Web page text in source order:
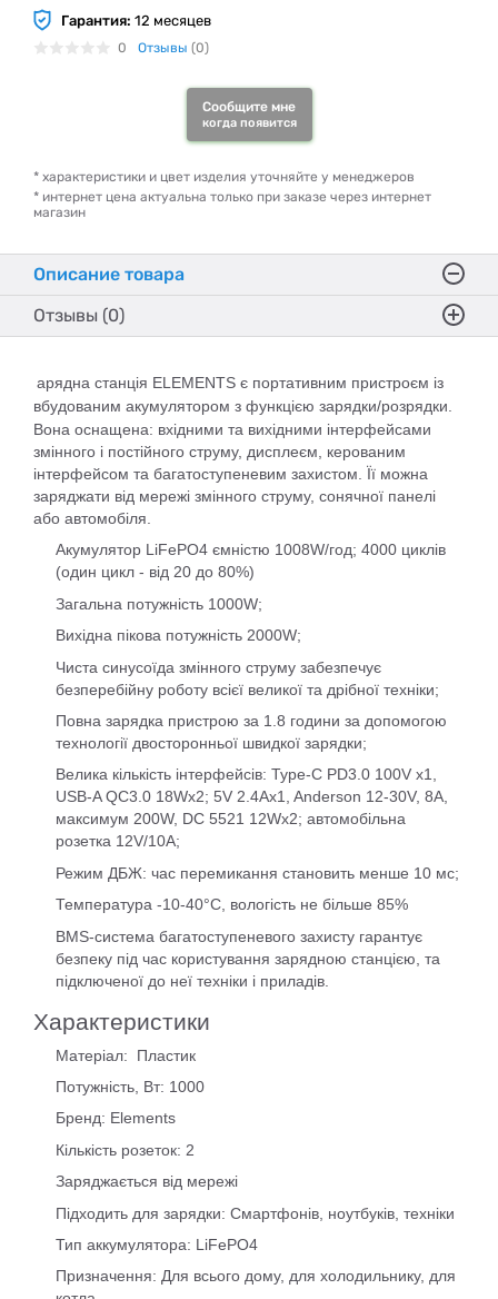
Гарантия: 12 месяцев
0 Отзывы (0)
Сообщите мне
когда появится
* характеристики и цвет изделия уточняйте у менеджеров
* интернет цена актуальна только при заказе через интернет
магазин
Описание товара
Отзывы (0)
арядна станція ELEMENTS є портативним пристроєм із
вбудованим акумулятором з функцією зарядки/розрядки.
Вона оснащена: вхідними та вихідними інтерфейсами
змінного і постійного струму, дисплеєм, керованим
інтерфейсом та багатоступеневим захистом. Її можна
заряджати від мережі змінного струму, сонячної панелі
або автомобіля.
Акумулятор LiFePО4 ємністю 1008W/год; 4000 циклів
(один цикл - від 20 до 80%)
Загальна потужність 1000W;
Вихідна пікова потужність 2000W;
Чиста синусоїда змінного струму забезпечує
безперебійну роботу всієї великої та дрібної техніки;
Повна зарядка пристрою за 1.8 години за допомогою
технології двосторонньої швидкої зарядки;
Велика кількість інтерфейсів: Type-C PD3.0 100V х1,
USB-A QC3.0 18Wх2; 5V 2.4Аx1, Anderson 12-30V, 8A,
максимум 200W, DC 5521 12Wх2; автомобільна
розетка 12V/10A;
Режим ДБЖ: час перемикання становить менше 10 мс;
Температура -10-40°C, вологість не більше 85%
BMS-система багатоступеневого захисту гарантує
безпеку під час користування зарядною станцією, та
підключеної до неї техніки і приладів.
Характеристики
Матеріал: Пластик
Потужність, Вт: 1000
Бренд: Elements
Кількість розеток: 2
Заряджається від мережі
Підходить для зарядки: Смартфонів, ноутбуків, техніки
Тип аккумулятора: LiFePO4
Призначення: Для всього дому, для холодильнику, для